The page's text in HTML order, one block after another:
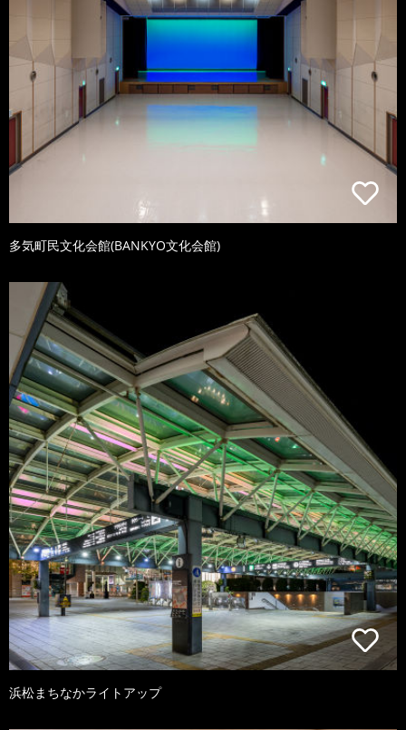
多気町民文化会館(BANKYO文化会館)
浜松まちなかライトアップ